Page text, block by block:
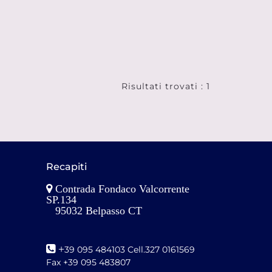
Risultati trovati : 1
Recapiti
Contrada Fondaco Valcorrente
SP.134
95032 Belpasso CT
+39 095 484103 Cell.327 0161569
Fax +39 095 483807